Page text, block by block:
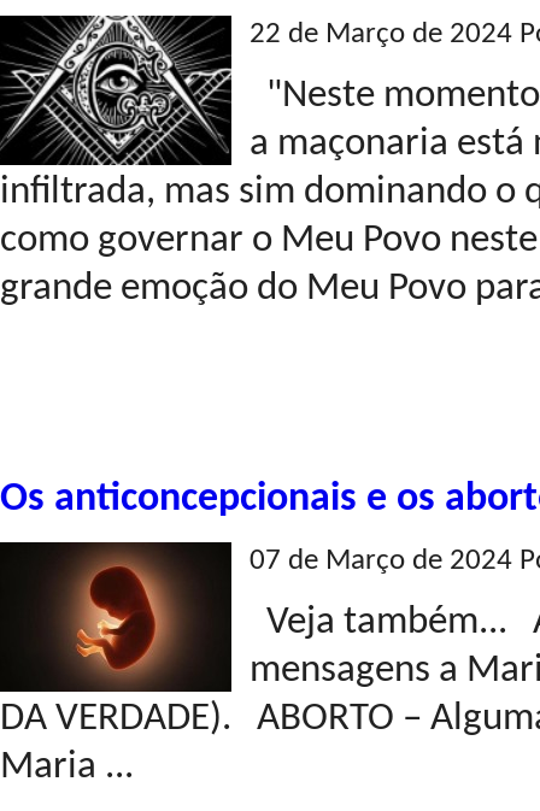
22 de Março de 2024
"Neste
a maçonaria está
infiltrada, mas sim dominando o
como governar o Meu Povo
grande emoção do Meu Povo
Os anticoncepcionais e os
07 de Março de 2024
Veja também...
mensagens a
DA VERDADE). ABORTO –
Maria ...